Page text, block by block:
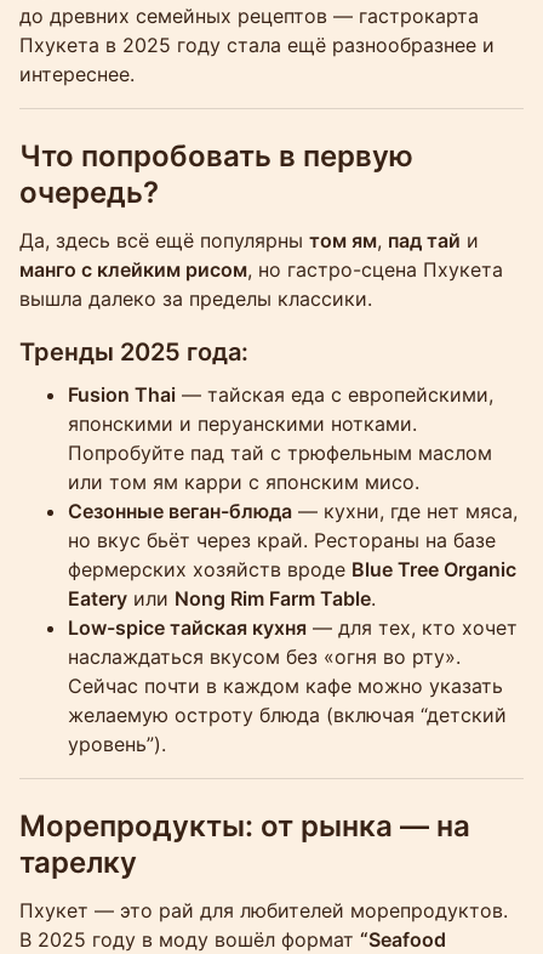
до древних семейных рецептов — гастрокарта
Пхукета в 2025 году стала ещё разнообразнее и
интереснее.
Что попробовать в первую
очередь?
Да, здесь всё ещё популярны том ям, пад тай и
манго с клейким рисом, но гастро-сцена Пхукета
вышла далеко за пределы классики.
Тренды 2025 года:
Fusion Thai — тайская еда с европейскими,
японскими и перуанскими нотками.
Попробуйте пад тай с трюфельным маслом
или том ям карри с японским мисо.
Сезонные веган-блюда — кухни, где нет мяса,
но вкус бьёт через край. Рестораны на базе
фермерских хозяйств вроде Blue Tree Organic
Eatery или Nong Rim Farm Table.
Low-spice тайская кухня — для тех, кто хочет
наслаждаться вкусом без «огня во рту».
Сейчас почти в каждом кафе можно указать
желаемую остроту блюда (включая “детский
уровень”).
Морепродукты: от рынка — на
тарелку
Пхукет — это рай для любителей морепродуктов.
В 2025 году в моду вошёл формат “Seafood